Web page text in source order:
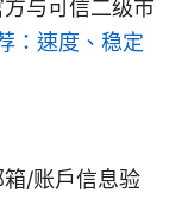
与可信二级市
：速度、稳定
/账户信息验